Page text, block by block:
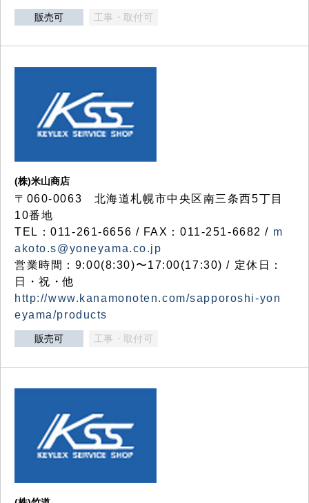
販売可 工事・取付可
(株)米山商店
〒060-0063 北海道札幌市中央区南三条西5丁目
10番地
TEL：011-261-6656 / FAX：011-251-6682 / m
akoto.s@yoneyama.co.jp
営業時間：9:00(8:30)〜17:00(17:30) / 定休日：
日・祝・他
http://www.kanamonoten.com/sapporoshi-yon
eyama/products
販売可 工事・取付可